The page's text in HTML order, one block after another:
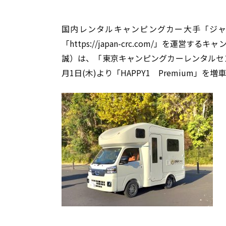
国内レンタルキャンピングカー大手「ジ
「https://japan-crc.com/」を運営するキャ
誠）は、「東京キャンピングカーレンタル
月1日(木)より「HAPPY1 Premium」を増